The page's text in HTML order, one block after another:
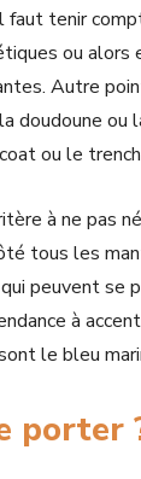
faut tenir
ou alors
Autre
doudoune
ou le
à ne pas
tous les
peuvent
à
le bleu
porter